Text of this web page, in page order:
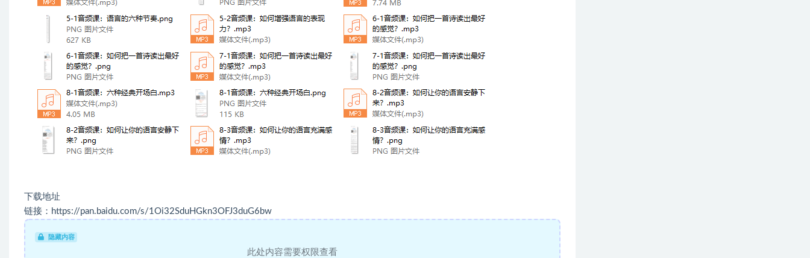
下载地址
链接：https://pan.baidu.com/s/1Oi32SduHGkn3OFJ3duG6bw
隐藏内容
此处内容需要权限查看